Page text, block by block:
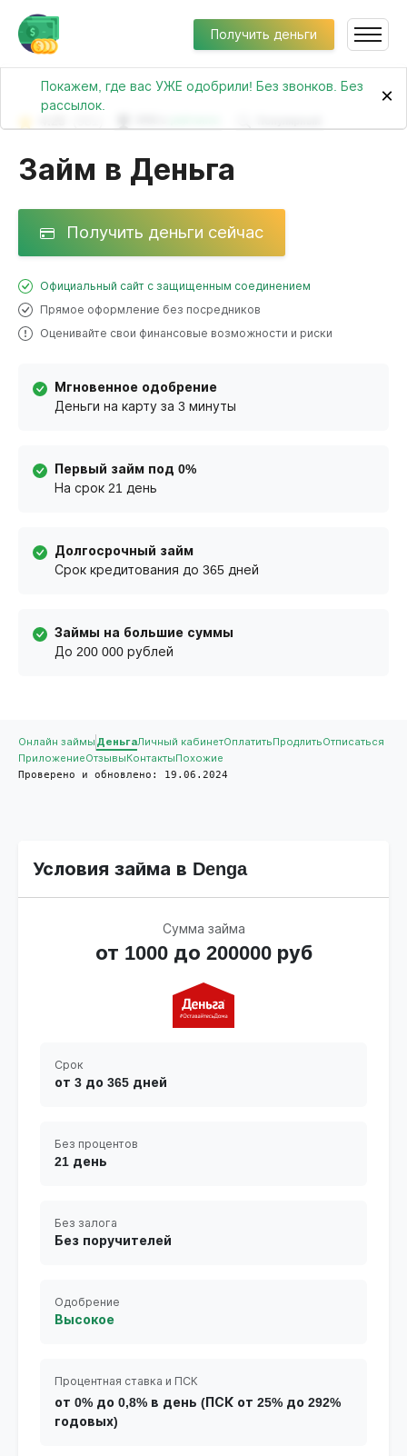
Получить деньги
Покажем, где вас УЖЕ одобрили! Без звонков. Без
рассылок.
×
Займ в Деньга
Получить деньги сейчас
Официальный сайт с защищенным соединением
Прямое оформление без посредников
Оценивайте свои финансовые возможности и риски
Мгновенное одобрение
Деньги на карту за 3 минуты
Первый займ под 0%
На срок 21 день
Долгосрочный займ
Срок кредитования до 365 дней
Займы на большие суммы
До 200 000 рублей
Онлайн займы ДеньгаЛичный кабинетОплатить ПродлитьОтписаться
ПриложениеОтзывы Контакты Похожие
Проверено и обновлено: 19.06.2024
Условия займа в Denga
Сумма займа
от 1000 до 200000 руб
Срок
от 3 до 365 дней
Без процентов
21 день
Без залога
Без поручителей
Одобрение
Высокое
Процентная ставка и ПСК
от 0% до 0,8% в день (ПСК от 25% до 292%
годовых)